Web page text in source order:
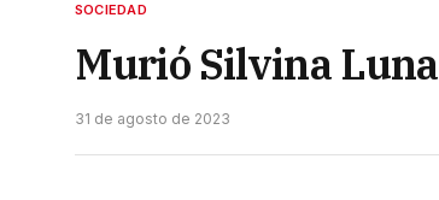
SOCIEDAD
Murió Silvina Luna
31 de agosto de 2023